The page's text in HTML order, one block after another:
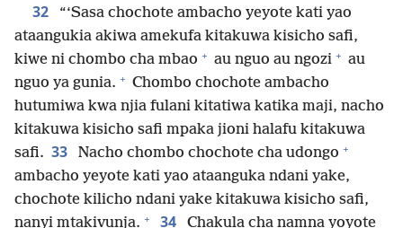
32
“‘Sasa chochote ambacho yeyote kati yao
ataangukia akiwa amekufa kitakuwa kisicho safi,
kiwe ni chombo cha mbao + au nguo au ngozi + au
nguo ya gunia. + Chombo chochote ambacho
hutumiwa kwa njia fulani kitatiwa katika maji, nacho
kitakuwa kisicho safi mpaka jioni halafu kitakuwa
safi. 33 Nacho chombo chochote cha udongo +
ambacho yeyote kati yao ataanguka ndani yake,
chochote kilicho ndani yake kitakuwa kisicho safi,
nanyi mtakivunja. + 34 Chakula cha namna yoyote